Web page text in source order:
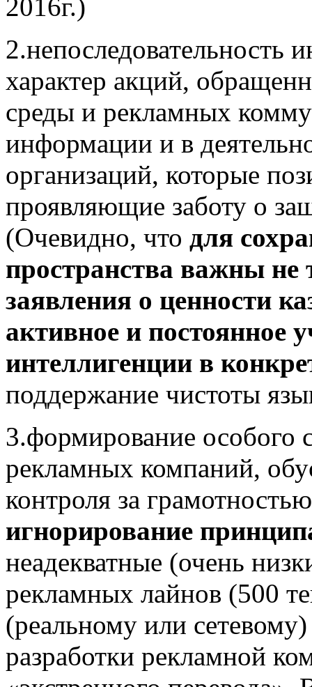
2016г.)
2.непоследовательность
характер акций,
среды и рекламных
информации и в
организаций, которые
проявляющие заботу о
(Очевидно, что для
пространства важны не
заявления о ценности
активное и постоянное
интеллигенции в
поддержание чистоты
3.формирование особого
рекламных компаний,
контроля за
игнорирование
неадекватные (очень
рекламных лайнов (500
(реальному или
разработки рекламной